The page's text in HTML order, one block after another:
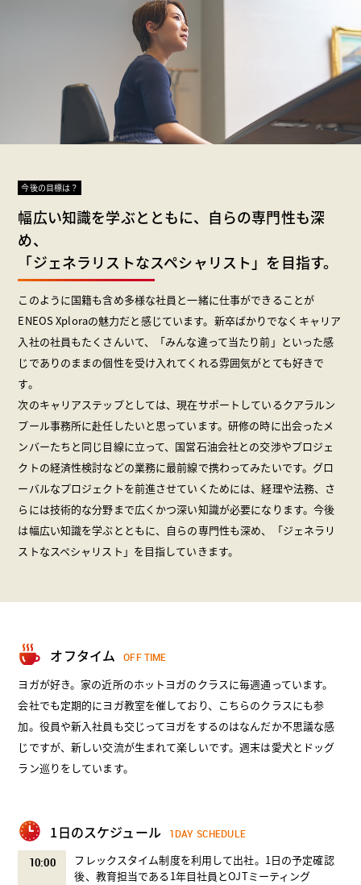
今後の目標は？
幅広い知識を学ぶとともに、自らの専門性も深
め、
「ジェネラリストなスペシャリスト」を目指す。
このように国籍も含め多様な社員と一緒に仕事ができることが
ENEOS Xploraの魅力だと感じています。新卒ばかりでなくキャリア
入社の社員もたくさんいて、「みんな違って当たり前」といった感
じでありのままの個性を受け入れてくれる雰囲気がとても好きで
す。
次のキャリアステップとしては、現在サポートしているクアラルン
プール事務所に赴任したいと思っています。研修の時に出会ったメ
ンバーたちと同じ目線に立って、国営石油会社との交渉やプロジェ
クトの経済性検討などの業務に最前線で携わってみたいです。グロ
ーバルなプロジェクトを前進させていくためには、経理や法務、さ
らには技術的な分野まで広くかつ深い知識が必要になります。今後
は幅広い知識を学ぶとともに、自らの専門性も深め、「ジェネラリ
ストなスペシャリスト」を目指していきます。
オフタイム OFF TIME
ヨガが好き。家の近所のホットヨガのクラスに毎週通っています。
会社でも定期的にヨガ教室を催しており、こちらのクラスにも参
加。役員や新入社員も交じってヨガをするのはなんだか不思議な感
じですが、新しい交流が生まれて楽しいです。週末は愛犬とドッグ
ラン巡りをしています。
1日のスケジュール 1DAY SCHEDULE
10:00
フレックスタイム制度を利用して出社。1日の予定確認
後、教育担当である1年目社員とOJTミーティング